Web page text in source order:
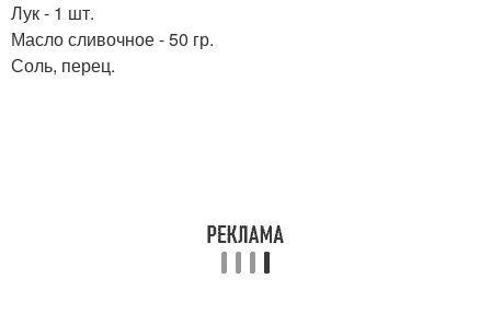
Лук - 1 шт.
Масло сливочное - 50 гр.
Соль, перец.